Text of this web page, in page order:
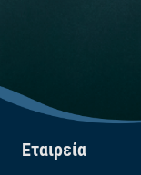
Εταιρεία